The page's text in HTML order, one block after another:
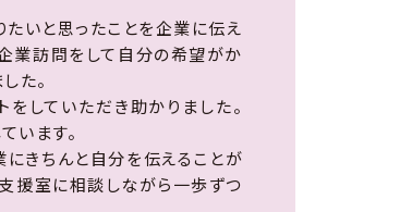
いと思ったことを企業に伝え
業訪問をして自分の希望がか
た。
していただき助かりました。
います。
きちんと自分を伝えることが
援室に相談しながら一歩ずつ